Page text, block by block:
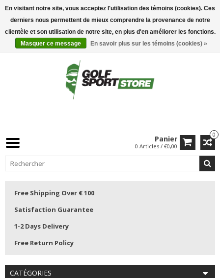
0
Panier
0 Articles / €0,00
Free Shipping Over € 100
Satisfaction Guarantee
1-2 Days Delivery
Free Return Policy
CATÉGORIES
En visitant notre site, vous acceptez l'utilisation des témoins (cookies). Ces
derniers nous permettent de mieux comprendre la provenance de notre
clientèle et son utilisation de notre site, en plus d'en améliorer les fonctions.
Masquer ce message
En savoir plus sur les témoins (cookies) »